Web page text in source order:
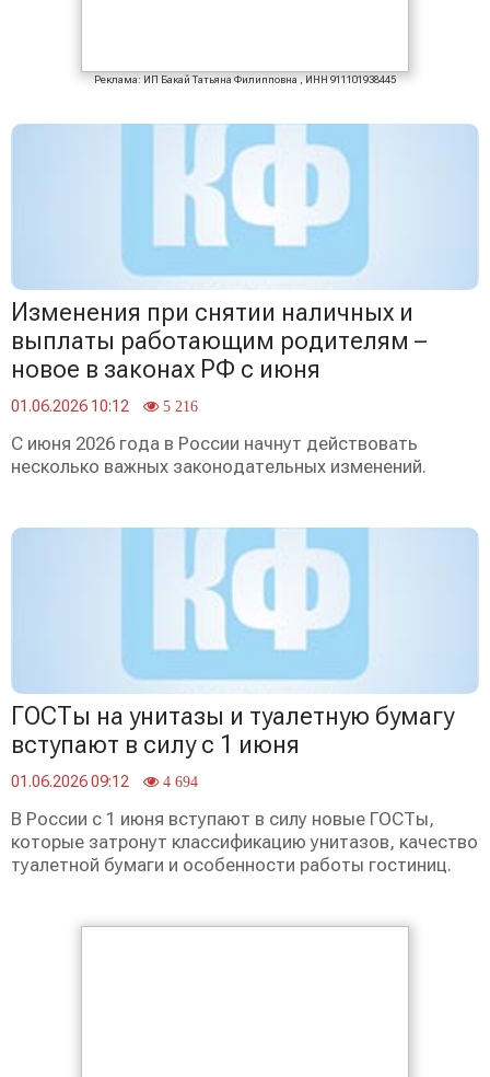
Реклама: ИП Бакай Татьяна Филипповна , ИНН 911101938445
Изменения при снятии наличных и
выплаты работающим родителям –
новое в законах РФ с июня
01.06.2026 10:12 5 216
С июня 2026 года в России начнут действовать
несколько важных законодательных изменений.
ГОСТы на унитазы и туалетную бумагу
вступают в силу с 1 июня
01.06.2026 09:12 4 694
В России с 1 июня вступают в силу новые ГОСТы,
которые затронут классификацию унитазов, качество
туалетной бумаги и особенности работы гостиниц.